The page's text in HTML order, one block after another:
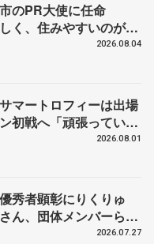
のPR大使に任命
く、住みやすいのが魅
2026.08.04
マートロフィーは出場
初戦へ「頑張っていき
2026.08.01
秀者顕彰にりくりゅ
ん、団体メンバーら
が表彰式、ブルーノ・
2026.07.27